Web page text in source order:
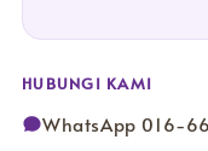
HUBUNGI KAMI
WhatsApp 016-